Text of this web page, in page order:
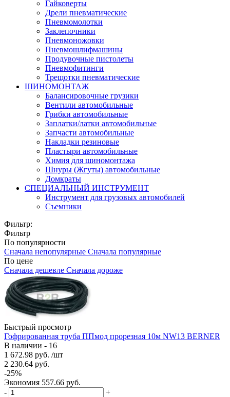
Гайковерты
Дрели пневматические
Пневмомолотки
Заклепочники
Пневмоножовки
Пневмошлифмашины
Продувочные пистолеты
Пневмофитинги
Трещотки пневматические
ШИНОМОНТАЖ
Балансировочные грузики
Вентили автомобильные
Грибки автомобильные
Заплатки/латки автомобильные
Запчасти автомобильные
Накладки резиновые
Пластыри автомобильные
Химия для шиномонтажа
Шнуры (Жгуты) автомобильные
Домкраты
СПЕЦИАЛЬНЫЙ ИНСТРУМЕНТ
Инструмент для грузовых автомобилей
Съемники
Фильтр:
Фильтр
По популярности
Сначала непопулярные Сначала популярные
По цене
Сначала дешевле Сначала дороже
Быстрый просмотр
Гофрированная труба ППмод прорезная 10м NW13 BERNER
В наличии - 16
1 672.98 руб. /шт
2 230.64 руб.
-25%
Экономия 557.66 руб.
-
+